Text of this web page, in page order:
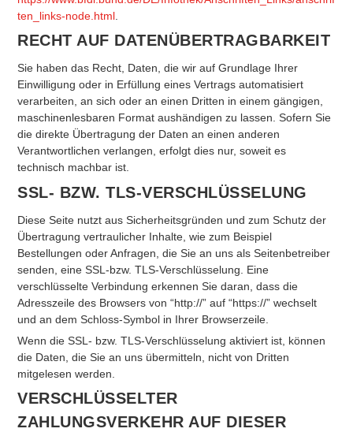
ten_links-node.html
RECHT AUF DATENÜBERTRAGBARKEIT
Sie haben das Recht, Daten, die wir auf Grundlage Ihrer
Einwilligung oder in Erfüllung eines Vertrags automatisiert
verarbeiten, an sich oder an einen Dritten in einem gängigen,
maschinenlesbaren Format aushändigen zu lassen. Sofern Sie
die direkte Übertragung der Daten an einen anderen
Verantwortlichen verlangen, erfolgt dies nur, soweit es
technisch machbar ist.
SSL- BZW. TLS-VERSCHLÜSSELUNG
Diese Seite nutzt aus Sicherheitsgründen und zum Schutz der
Übertragung vertraulicher Inhalte, wie zum Beispiel
Bestellungen oder Anfragen, die Sie an uns als Seitenbetreiber
senden, eine SSL-bzw. TLS-Verschlüsselung. Eine
verschlüsselte Verbindung erkennen Sie daran, dass die
Adresszeile des Browsers von “http://” auf “https://” wechselt
und an dem Schloss-Symbol in Ihrer Browserzeile.
Wenn die SSL- bzw. TLS-Verschlüsselung aktiviert ist, können
die Daten, die Sie an uns übermitteln, nicht von Dritten
mitgelesen werden.
VERSCHLÜSSELTER
ZAHLUNGSVERKEHR AUF DIESER